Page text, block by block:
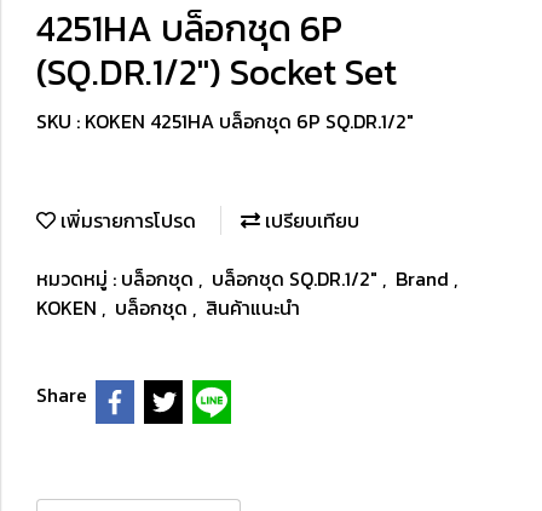
4251HA บล็อกชุด 6P
(SQ.DR.1/2") Socket Set
SKU : KOKEN 4251HA บล็อกชุด 6P SQ.DR.1/2"
เพิ่มรายการโปรด
เปรียบเทียบ
หมวดหมู่ : บล็อกชุด , บล็อกชุด SQ.DR.1/2" , Brand ,
KOKEN , บล็อกชุด , สินค้าแนะนำ
Share